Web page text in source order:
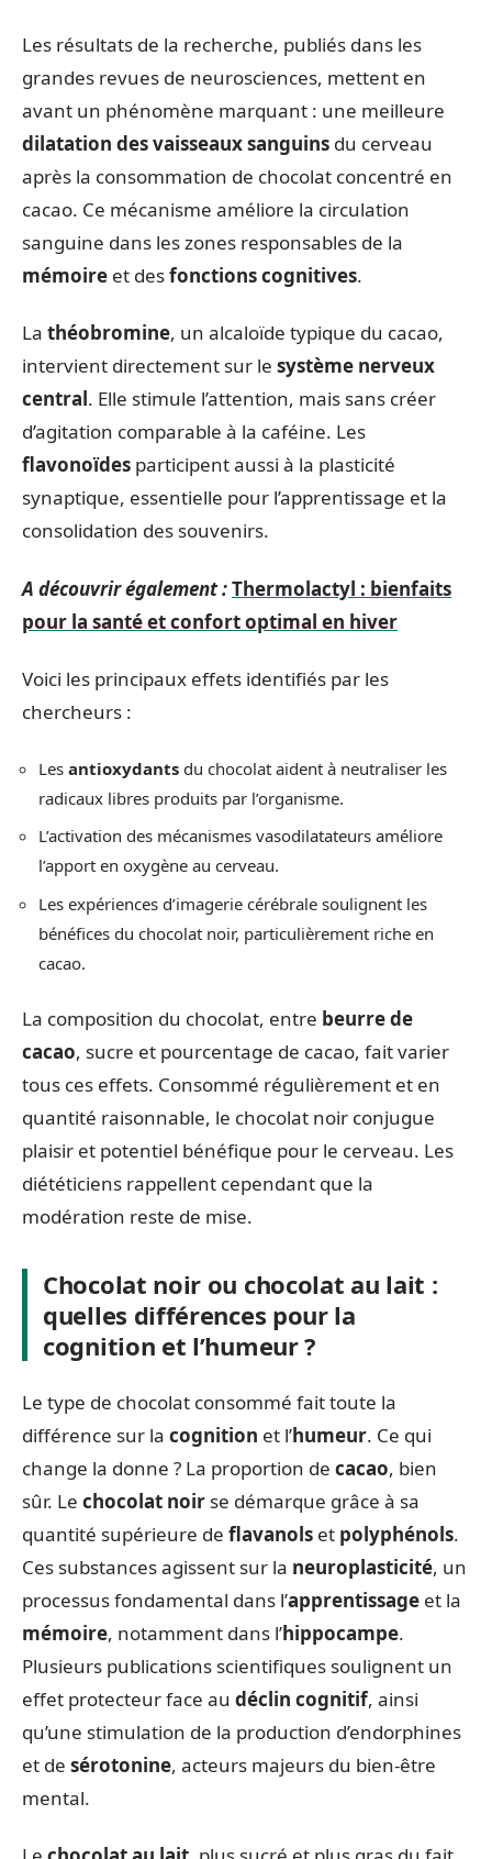
Les résultats de la recherche, publiés dans les
grandes revues de neurosciences, mettent en
avant un phénomène marquant : une meilleure
dilatation des vaisseaux sanguins du cerveau
après la consommation de chocolat concentré en
cacao. Ce mécanisme améliore la circulation
sanguine dans les zones responsables de la
mémoire et desfonctions cognitives.
La théobromine, un alcaloïde typique du cacao,
intervient directement sur le système nerveux
central. Elle stimule l’attention, mais sans créer
d’agitation comparable à la caféine. Les
flavonoïdes participent aussi à la plasticité
synaptique, essentielle pour l’apprentissage et la
consolidation des souvenirs.
A découvrir également :Thermolactyl : bienfaits
pour la santé et confort optimal en hiver
Voici les principaux effets identifiés par les
chercheurs :
Les antioxydants du chocolat aident à neutraliser les
radicaux libres produits par l’organisme.
L’activation des mécanismes vasodilatateurs améliore
l’apport en oxygène au cerveau.
Les expériences d’imagerie cérébrale soulignent les
bénéfices du chocolat noir, particulièrement riche en
cacao.
La composition du chocolat, entre beurre de
cacao, sucre et pourcentage de cacao, fait varier
tous ces effets. Consommé régulièrement et en
quantité raisonnable, le chocolat noir conjugue
plaisir et potentiel bénéfique pour le cerveau. Les
diététiciens rappellent cependant que la
modération reste de mise.
Chocolat noir ou chocolat au lait :
quelles différences pour la
cognition et l’humeur ?
Le type de chocolat consommé fait toute la
différence sur la cognition et l’humeur. Ce qui
change la donne ? La proportion de cacao, bien
sûr. Le chocolat noir se démarque grâce à sa
quantité supérieure de flavanols et polyphénols.
Ces substances agissent sur la neuroplasticité, un
processus fondamental dans l’apprentissage et la
mémoire, notamment dans l’hippocampe.
Plusieurs publications scientifiques soulignent un
effet protecteur face au déclin cognitif, ainsi
qu’une stimulation de la production d’endorphines
et de sérotonine, acteurs majeurs du bien-être
mental.